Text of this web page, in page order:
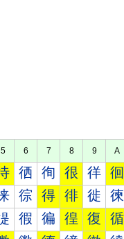
5 6 7 8 9 A
徆 徇 很 徉 徊
徖 得 徘 徙 徚
徦 徧 徨 復 循